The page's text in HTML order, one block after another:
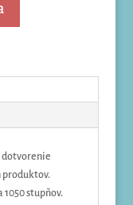
dotvorenie
produktov.
stupňov.